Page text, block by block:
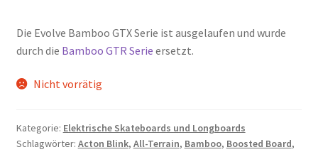
Die Evolve Bamboo GTX Serie ist ausgelaufen und wurde
durch die Bamboo GTR Serie ersetzt.
Nicht vorrätig
Kategorie: Elektrische Skateboards und Longboards
Schlagwörter: Acton Blink, All-Terrain, Bamboo, Boosted Board,